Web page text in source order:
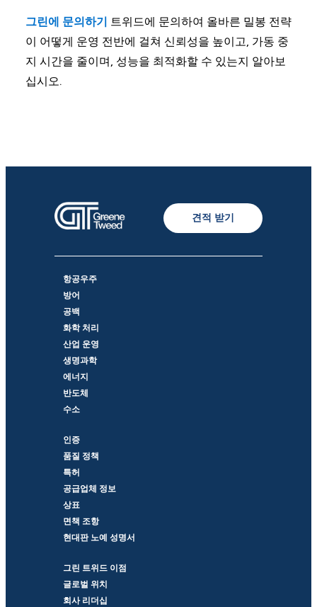
그린에 문의하기 트위드에 문의하여 올바른 밀봉 전략
이 어떻게 운영 전반에 걸쳐 신뢰성을 높이고, 가동 중
지 시간을 줄이며, 성능을 최적화할 수 있는지 알아보
십시오.
견적 받기
항공우주
방어
공백
화학 처리
산업 운영
생명과학
에너지
반도체
수소
인증
품질 정책
특허
공급업체 정보
상표
면책 조항
현대판 노예 성명서
그린 트위드 이점
글로벌 위치
회사 리더십